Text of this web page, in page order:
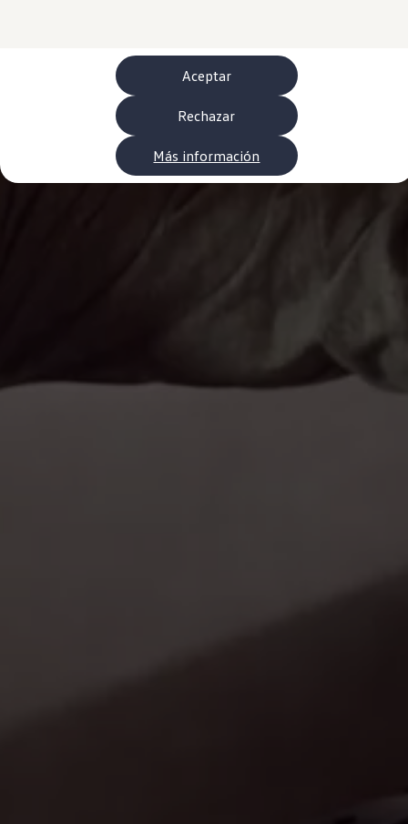
Aceptar
Rechazar
Más información
Neumáticos
Modelos antiguos
Servicio para vehículos eléctricos
myVolkswagen
Ayuda con aplicaciones y servicios digitales
Navigation Map Update
Extras digitales
Actualizaciones del software, los mapas y las
Buscar servicios para tu modelo
¿Cuántos kilómetros puedo recorrer?